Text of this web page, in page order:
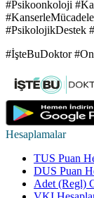
#Psikoonkoloji
#PsikolojikDestek
#İşteBuDoktor
Hesaplamalar
TUS Puan
DUS Puan
Adet (Regl)